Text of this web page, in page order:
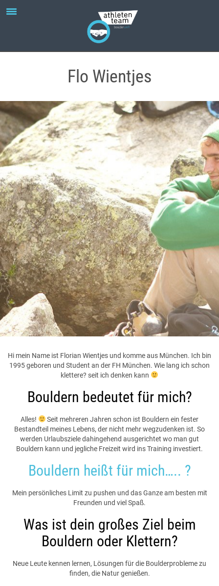
Flo Wientjes
Hi mein Name ist Florian Wientjes und komme aus München. Ich bin
1995 geboren und Student an der FH München. Wie lang ich schon
klettere? seit ich denken kann
Bouldern bedeutet für mich?
Alles!
Seit mehreren Jahren schon ist Bouldern ein fester
Bestandteil meines Lebens, der nicht mehr wegzudenken ist. So
werden Urlaubsziele dahingehend ausgerichtet wo man gut
Bouldern kann und jegliche Freizeit wird ins Training investiert.
Bouldern heißt für mich….. ?
Mein persönliches Limit zu pushen und das Ganze am besten mit
Freunden und viel Spaß.
Was ist dein großes Ziel beim
Bouldern oder Klettern?
Neue Leute kennen lernen, Lösungen für die Boulderprobleme zu
finden, die Natur genießen.